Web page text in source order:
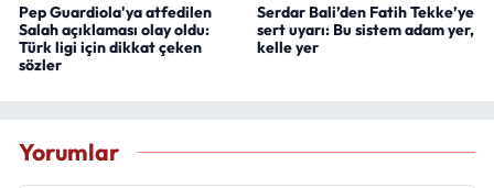
Pep Guardiola'ya atfedilen
Salah açıklaması olay oldu:
Türk ligi için dikkat çeken
sözler
Serdar Bali’den Fatih Tekke’ye
sert uyarı: Bu sistem adam yer,
kelle yer
Yorumlar